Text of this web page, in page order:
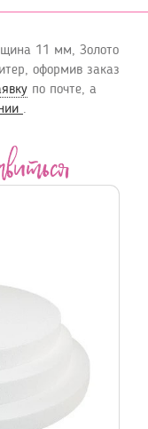
11 мм, Золото
оформив заказ
по почте, а
.